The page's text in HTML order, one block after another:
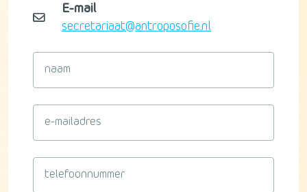
E-mail
secretariaat@antroposofie.nl